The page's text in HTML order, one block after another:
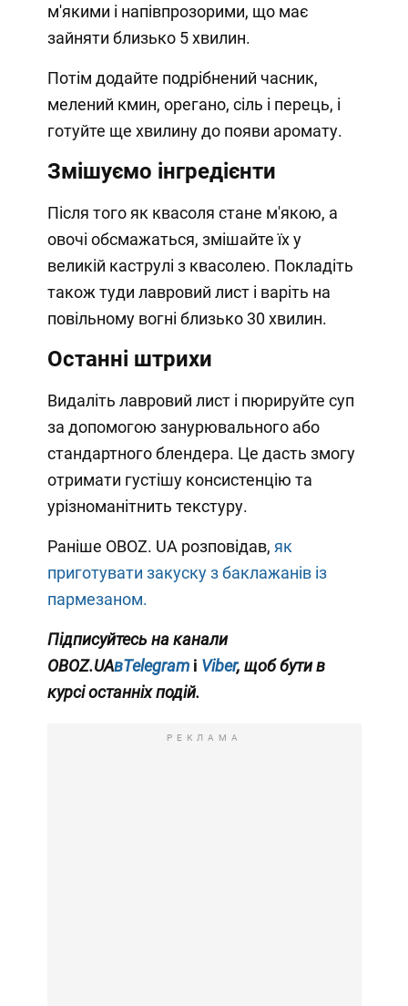
м'якими і напівпрозорими, що має
зайняти близько 5 хвилин.
Потім додайте подрібнений часник,
мелений кмин, орегано, сіль і перець, і
готуйте ще хвилину до появи аромату.
Змішуємо інгредієнти
Після того як квасоля стане м'якою, а
овочі обсмажаться, змішайте їх у
великій каструлі з квасолею. Покладіть
також туди лавровий лист і варіть на
повільному вогні близько 30 хвилин.
Останні штрихи
Видаліть лавровий лист і пюрируйте суп
за допомогою занурювального або
стандартного блендера. Це дасть змогу
отримати густішу консистенцію та
урізноманітнить текстуру.
Раніше OBOZ. UA розповідав, як
приготувати закуску з баклажанів із
пармезаном.
Підписуйтесь на канали
OBOZ.UAвTelegramі Viber, щоб бути в
курсі останніх подій.
РЕКЛАМА